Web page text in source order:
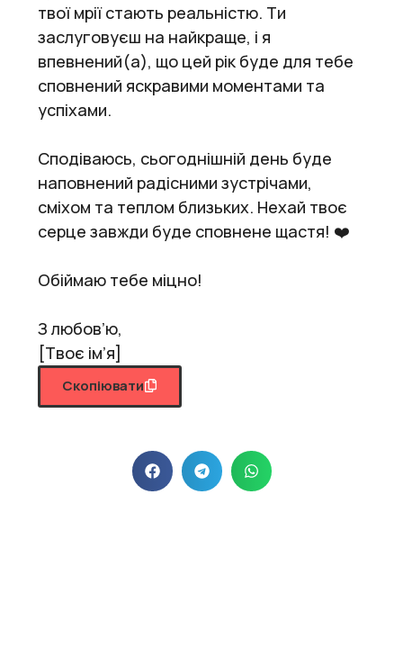
твої мрії стають реальністю. Ти
заслуговуєш на найкраще, і я
впевнений(а), що цей рік буде для тебе
сповнений яскравими моментами та
успіхами.
Сподіваюсь, сьогоднішній день буде
наповнений радісними зустрічами,
сміхом та теплом близьких. Нехай твоє
серце завжди буде сповнене щастя! ❤️
Обіймаю тебе міцно!
З любов’ю,
[Твоє ім’я]
Скопіювати